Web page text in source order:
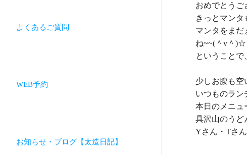
よくあるご質問
WEB予約
お知らせ・ブログ【太造日記】
おめでとう
きっとマンタ
マンタをまだ
ね~~(＾v＾)☆
ということ
少しお腹も空
いつものラン
本日のメニュ
具沢山のうど
Yさん・Tさ